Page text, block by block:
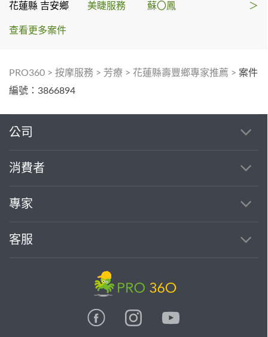
花蓮縣 吉安鄉 美睫服務 蘇〇鳳 ＞
查看更多案件
PRO360 > 按摩服務 > 芳療 > 花蓮縣壽豐鄉專家推薦 > 案件
編號：3866894
公司
消費者
專家
客服